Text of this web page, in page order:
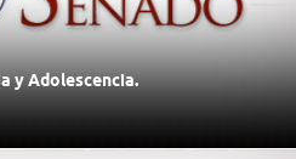
y Adolescencia.